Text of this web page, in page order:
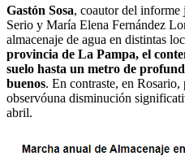
Gastón Sosa, coautor del
Serio y María Elena Fernández
almacenaje de agua en distintas
provincia de La Pampa, el
suelo hasta un metro de
buenos. En contraste, en
observóuna disminución
abril.